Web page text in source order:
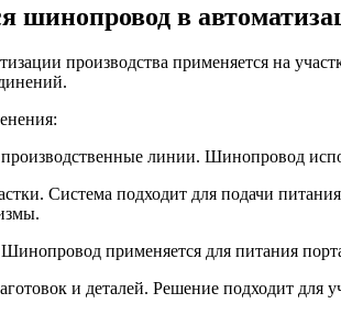
шинопровод в
производства применяется на
линии. Шинопровод
Система подходит для подачи
применяется для питания
и деталей. Решение подходит для